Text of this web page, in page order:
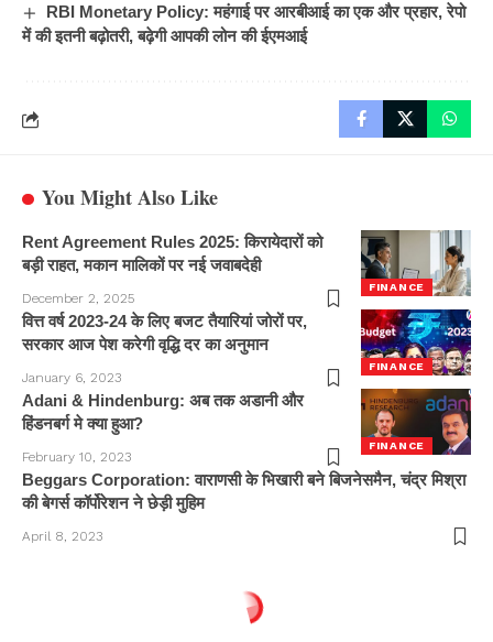
RBI Monetary Policy: महंगाई पर आरबीआई का एक और प्रहार, रेपो
में की इतनी बढ़ोतरी, बढ़ेगी आपकी लोन की ईएमआई
You Might Also Like
FINANCE
Rent Agreement Rules 2025: किरायेदारों को
बड़ी राहत, मकान मालिकों पर नई जवाबदेही
December 2, 2025
FINANCE
वित्त वर्ष 2023-24 के लिए बजट तैयारियां जोरों पर,
सरकार आज पेश करेगी वृद्धि दर का अनुमान
January 6, 2023
FINANCE
Adani & Hindenburg: अब तक अडानी और
हिंडनबर्ग मे क्या हुआ?
February 10, 2023
Beggars Corporation: वाराणसी के भिखारी बने बिजनेसमैन, चंद्र मिश्रा
की बेगर्स कॉर्पोरेशन ने छेड़ी मुहिम
April 8, 2023